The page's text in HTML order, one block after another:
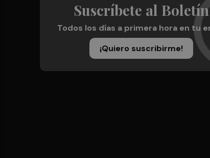
Suscríbete al Boletín
Todos los días a primera hora en tu
¡Quiero suscribirme!